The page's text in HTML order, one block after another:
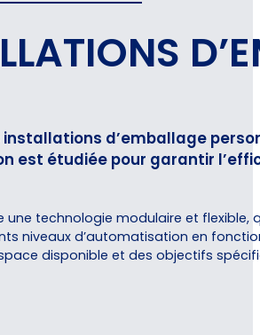
installations d’emballage
est étudiée pour garantir
technologie modulaire et flexible,
niveaux d’automatisation en
disponible et des objectifs